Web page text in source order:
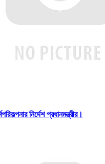
নির্দেশ প্রধানমন্ত্রীর।